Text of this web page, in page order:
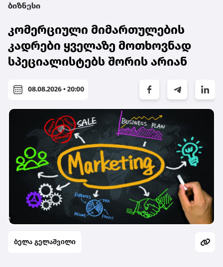
ბიზნესი
კომერციული მიმართულების
კადრები ყველაზე მოთხოვნად
სპეციალისტებს შორის არიან
08.08.2026 • 20:00
ბელა გელაშვილი